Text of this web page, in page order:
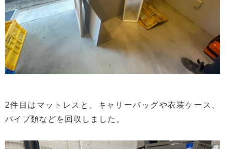
2件目はマットレスと、キャリーバッグや衣装ケース、
パイプ類などを回収しました。